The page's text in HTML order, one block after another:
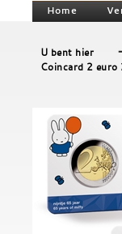
Home
U bent hier
Coincard 2